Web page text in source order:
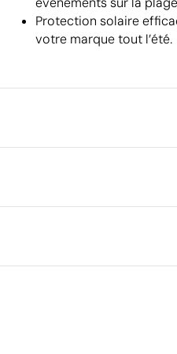
Protection solaire
votre marque tout l’été.
Emballage
Volume de la boîte extérieure